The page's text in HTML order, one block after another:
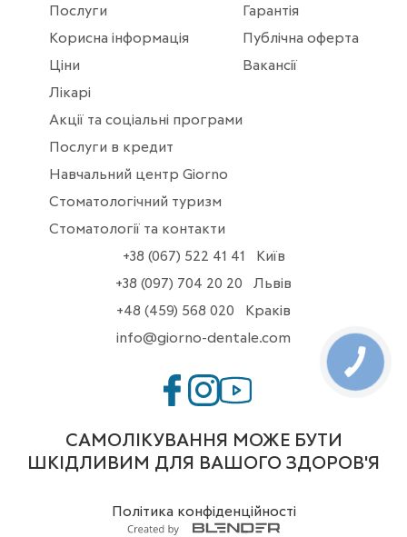
Послуги
Корисна інформація
Ціни
Лікарі
Акції та соціальні програми
Послуги в кредит
Навчальний центр Giorno
Стоматологічний туризм
Стоматології та контакти
Гарантія
Публічна оферта
Вакансії
+38 (067) 522 41 41
Київ
+38 (097) 704 20 20
Львів
+48 (459) 568 020
Краків
info@giorno-dentale.com
САМОЛІКУВАННЯ МОЖЕ БУТИ
ШКІДЛИВИМ ДЛЯ ВАШОГО ЗДОРОВ'Я
Політика конфіденційності
КНОПКА
ЗВ'ЯЗКУ